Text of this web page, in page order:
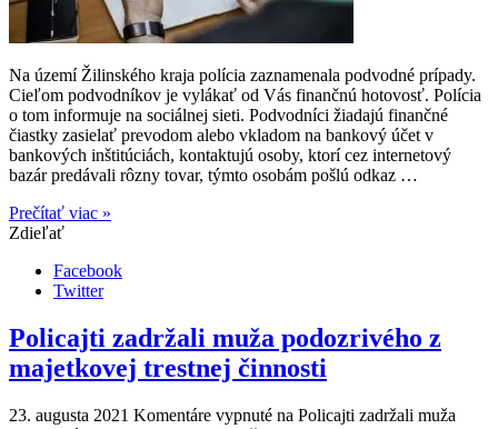
Na území Žilinského kraja polícia zaznamenala podvodné prípady.
Cieľom podvodníkov je vylákať od Vás finančnú hotovosť. Polícia
o tom informuje na sociálnej sieti. Podvodníci žiadajú finančné
čiastky zasielať prevodom alebo vkladom na bankový účet v
bankových inštitúciách, kontaktujú osoby, ktorí cez internetový
bazár predávali rôzny tovar, týmto osobám pošlú odkaz …
Prečítať viac »
Zdieľať
Facebook
Twitter
Policajti zadržali muža podozrivého z
majetkovej trestnej činnosti
23. augusta 2021 Komentáre vypnuté na Policajti zadržali muža